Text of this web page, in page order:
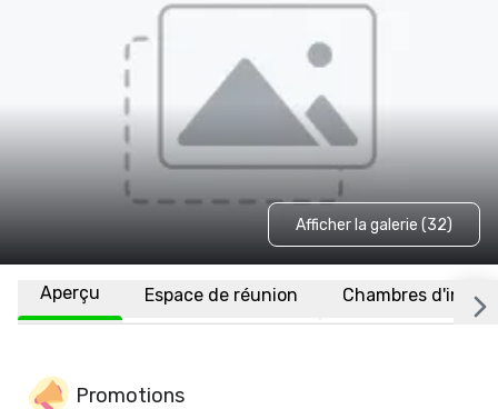
Afficher la galerie (32)
Aperçu Espace de réunion Chambres
Promotions